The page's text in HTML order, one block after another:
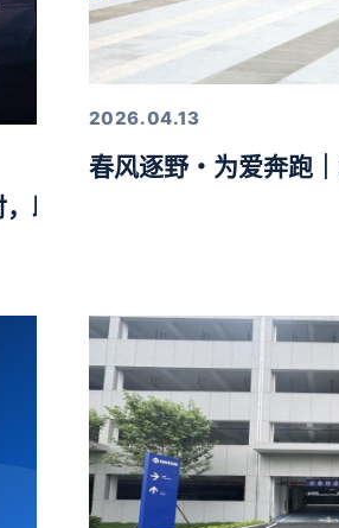
助力10分钟智驾生活圈落地
2026.04.13
春风逐野・为爱奔跑